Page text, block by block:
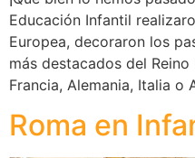
Educación Infantil
Europea, decoraron los
más destacados del
Francia, Alemania, Italia o
Roma en